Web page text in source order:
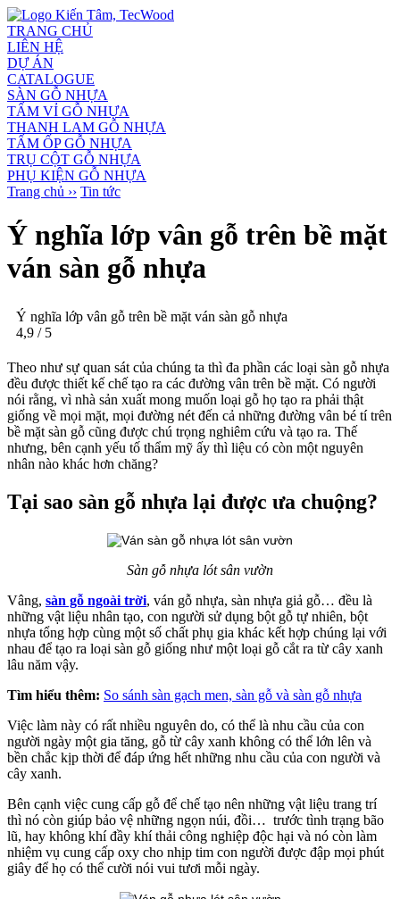
TRANG CHỦ
LIÊN HỆ
DỰ ÁN
CATALOGUE
SÀN GỖ NHỰA
TẤM VỈ GỖ NHỰA
THANH LAM GỖ NHỰA
TẤM ỐP GỖ NHỰA
TRỤ CỘT GỖ NHỰA
PHỤ KIỆN GỖ NHỰA
Trang chủ ›› Tin tức
Ý nghĩa lớp vân gỗ trên bề mặt
ván sàn gỗ nhựa
Ý nghĩa lớp vân gỗ trên bề mặt ván sàn gỗ nhựa
4,9 / 5
Theo như sự quan sát của chúng ta thì đa phần các loại sàn gỗ nhựa
đều được thiết kế chế tạo ra các đường vân trên bề mặt. Có người
nói rằng, vì nhà sản xuất mong muốn loại gỗ họ tạo ra phải thật
giống về mọi mặt, mọi đường nét đến cả những đường vân bé tí trên
bề mặt sàn gỗ cũng được chú trọng nghiêm cứu và tạo ra. Thế
nhưng, bên cạnh yếu tố thẩm mỹ ấy thì liệu có còn một nguyên
nhân nào khác hơn chăng?
Tại sao sàn gỗ nhựa lại được ưa chuộng?
Sàn gỗ nhựa lót sân vườn
Vâng, sàn gỗ ngoài trời, ván gỗ nhựa, sàn nhựa giả gỗ… đều là
những vật liệu nhân tạo, con người sử dụng bột gỗ tự nhiên, bột
nhựa tổng hợp cùng một số chất phụ gia khác kết hợp chúng lại với
nhau để tạo ra loại sàn gỗ giống như một loại gỗ cắt ra từ cây xanh
lâu năm vậy.
Tìm hiểu thêm: So sánh sàn gạch men, sàn gỗ và sàn gỗ nhựa
Việc làm này có rất nhiều nguyên do, có thể là nhu cầu của con
người ngày một gia tăng, gỗ từ cây xanh không có thể lớn lên và
bền chắc kịp thời để đáp ứng hết những nhu cầu của con người và
cây xanh.
Bên cạnh việc cung cấp gỗ để chế tạo nên những vật liệu trang trí
thì nó còn giúp bảo vệ những ngọn núi, đồi… trước tình trạng bão
lũ, hay không khí đầy khí thải công nghiệp độc hại và nó còn làm
nhiệm vụ cung cấp oxy cho nhịp tim con người được đập mọi phút
giây để họ có thể cười nói vui tươi mỗi ngày.